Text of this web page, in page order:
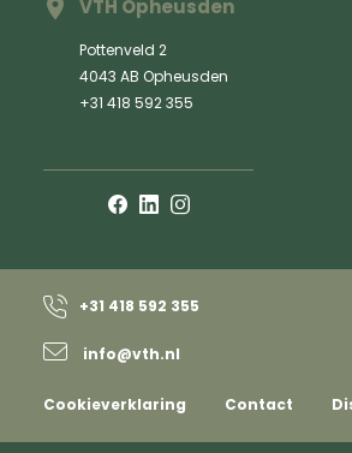
VTH Opheusden
Pottenveld 2
4043 AB Opheusden
+31 418 592 355
+31 418 592 355
info@vth.nl
Cookieverklaring Contact